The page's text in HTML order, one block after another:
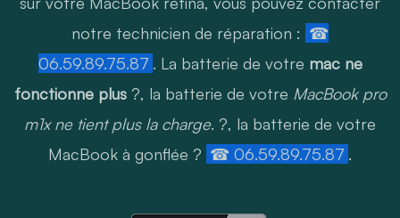
notre technicien de réparation : ☎
06.59.89.75.87 . La batterie de votre mac ne
fonctionne plus?, la batterie de votre MacBook pro
m1x ne tient plus la charge. ?, la batterie de votre
MacBook à gonflée ? ☎ 06.59.89.75.87 .